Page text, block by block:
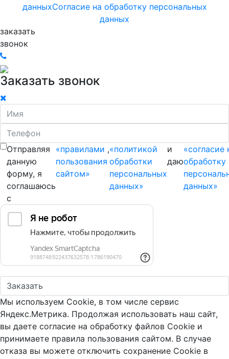
данныхСогласие на обработку персональных
данных
заказать
звонок
Заказать звонок
Отправляя
данную
форму, я
соглашаюсь
с
«правилами
пользования
сайтом»
,«политикой
обработки
персональных
данных»
и
даю
«согласие
обработку
данных»
Мы используем Cookie, в том числе сервис
Яндекс.Метрика. Продолжая использовать наш сайт,
вы даете согласие на обработку файлов Cookie и
принимаете правила пользования сайтом. В случае
отказа вы можете отключить сохранение Cookie в